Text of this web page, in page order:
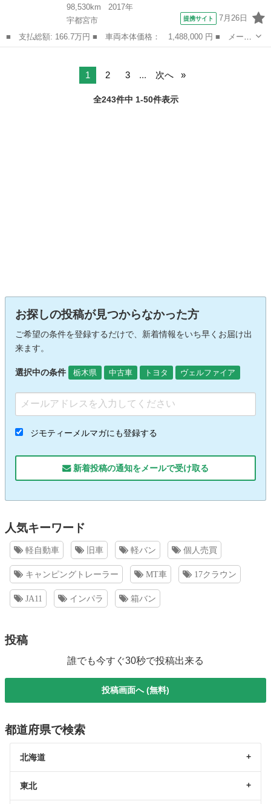
98,530km
2017年
宇都宮市
提携サイト 7月26日
■ 支払総額: 166.7万円 ■ 車両本体価格： 1,488,000 円 ■ メーカ
ー名： トヨタ ■ 車種名： ヴェルファイア ■ グレード名：
1 2 3 ... 次へ
全243件中 1-50件表示
お探しの投稿が見つからなかった方
ご希望の条件を登録するだけで、新着情報をいち早くお届け出
来ます。
選択中の条件 栃木県 中古車 トヨタ ヴェルファイア
ジモティーメルマガにも登録する
新着投稿の通知をメールで受け取る
人気キーワード
軽自動車 旧車 軽バン 個人売買
キャンピングトレーラー MT車 17クラウン
JA11 インパラ 箱バン
投稿
誰でも今すぐ30秒で投稿出来る
投稿画面へ (無料)
都道府県で検索
北海道
東北